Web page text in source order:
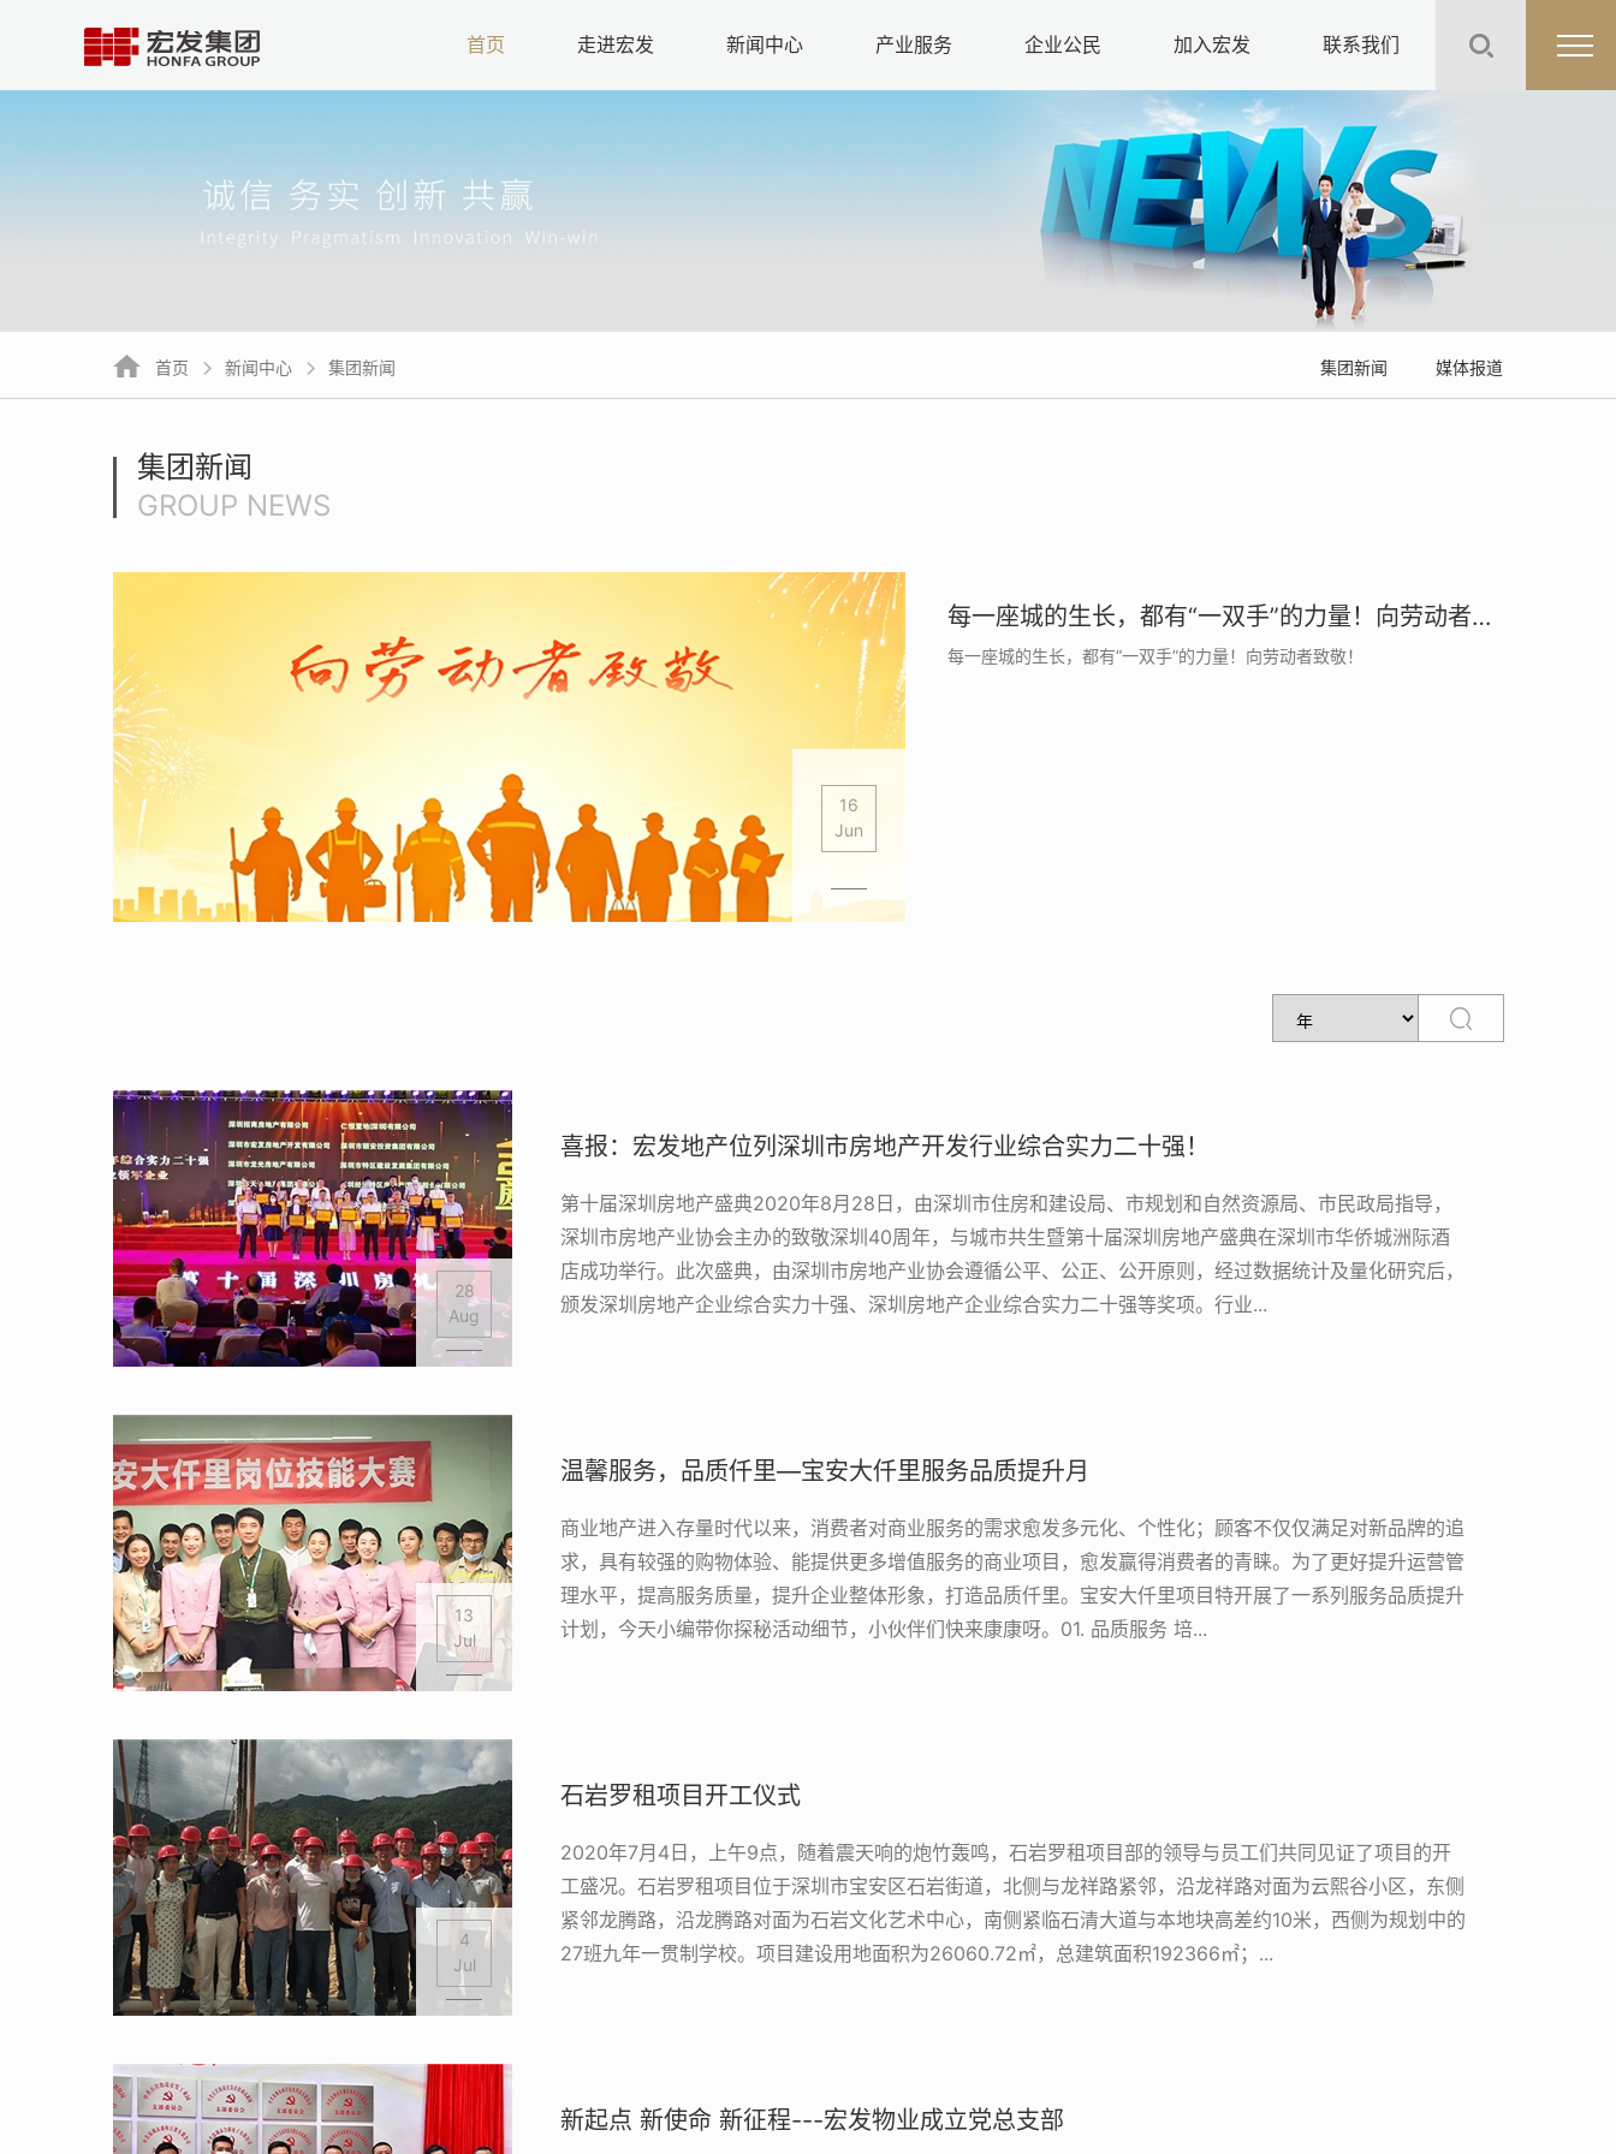
首页 走进宏发 新闻中心 产业服务 企业公民 加入宏发 联系我们
首页 新闻中心 集团新闻 集团新闻 媒体报道
集团新闻
GROUP NEWS
16
Jun
每一座城的生长，都有“一双手”的力量！向劳动者致敬！
每一座城的生长，都有“一双手”的力量！向劳动者致敬！
28
Aug
喜报：宏发地产位列深圳市房地产开发行业综合实力二十强！
第十届深圳房地产盛典2020年8月28日，由深圳市住房和建设局、市规划和自然资源局、市民政局指导，
深圳市房地产业协会主办的致敬深圳40周年，与城市共生暨第十届深圳房地产盛典在深圳市华侨城洲际酒
店成功举行。此次盛典，由深圳市房地产业协会遵循公平、公正、公开原则，经过数据统计及量化研究后，
颁发深圳房地产企业综合实力十强、深圳房地产企业综合实力二十强等奖项。行业...
13
Jul
温馨服务，品质仟里—宝安大仟里服务品质提升月
商业地产进入存量时代以来，消费者对商业服务的需求愈发多元化、个性化；顾客不仅仅满足对新品牌的追
求，具有较强的购物体验、能提供更多增值服务的商业项目，愈发赢得消费者的青睐。为了更好提升运营管
理水平，提高服务质量，提升企业整体形象，打造品质仟里。宝安大仟里项目特开展了一系列服务品质提升
计划，今天小编带你探秘活动细节，小伙伴们快来康康呀。01. 品质服务 培...
4
Jul
石岩罗租项目开工仪式
2020年7月4日，上午9点，随着震天响的炮竹轰鸣，石岩罗租项目部的领导与员工们共同见证了项目的开
工盛况。石岩罗租项目位于深圳市宝安区石岩街道，北侧与龙祥路紧邻，沿龙祥路对面为云熙谷小区，东侧
紧邻龙腾路，沿龙腾路对面为石岩文化艺术中心，南侧紧临石清大道与本地块高差约10米，西侧为规划中的
27班九年一贯制学校。项目建设用地面积为26060.72㎡，总建筑面积192366㎡；...
新起点 新使命 新征程---宏发物业成立党总支部